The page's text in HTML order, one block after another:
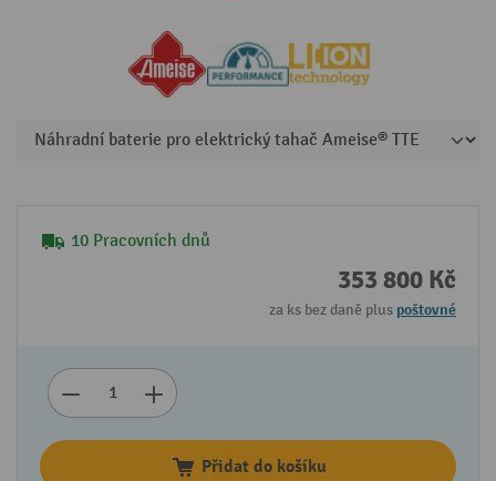
10 Pracovních dnů
353 800 Kč
za ks bez daně plus poštovné
Přidat do košíku